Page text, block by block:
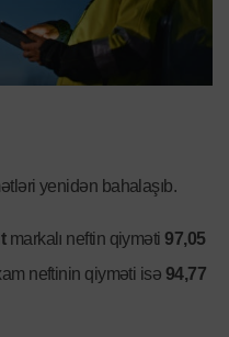
yenidən bahalaşıb.
markalı neftin qiyməti 97,05
neftinin qiyməti isə 94,77